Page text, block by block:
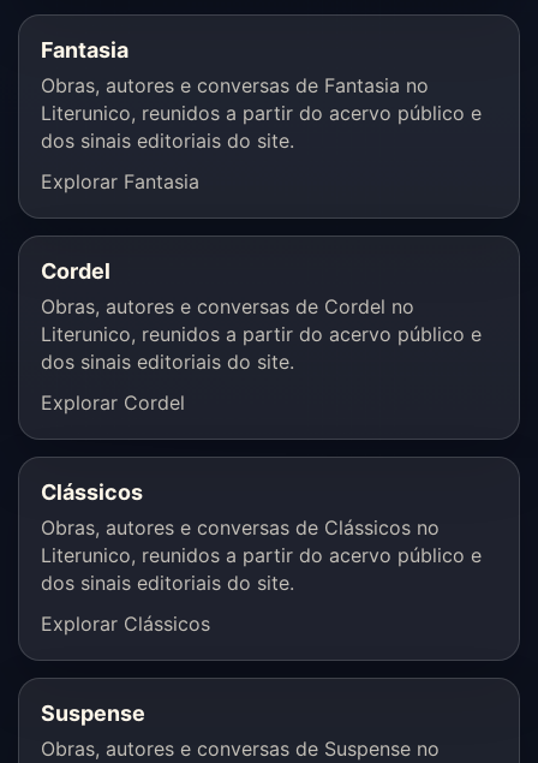
Fantasia
Obras, autores e conversas de Fantasia no
Literunico, reunidos a partir do acervo público e
dos sinais editoriais do site.
Explorar Fantasia
Cordel
Obras, autores e conversas de Cordel no
Literunico, reunidos a partir do acervo público e
dos sinais editoriais do site.
Explorar Cordel
Clássicos
Obras, autores e conversas de Clássicos no
Literunico, reunidos a partir do acervo público e
dos sinais editoriais do site.
Explorar Clássicos
Suspense
Obras, autores e conversas de Suspense no